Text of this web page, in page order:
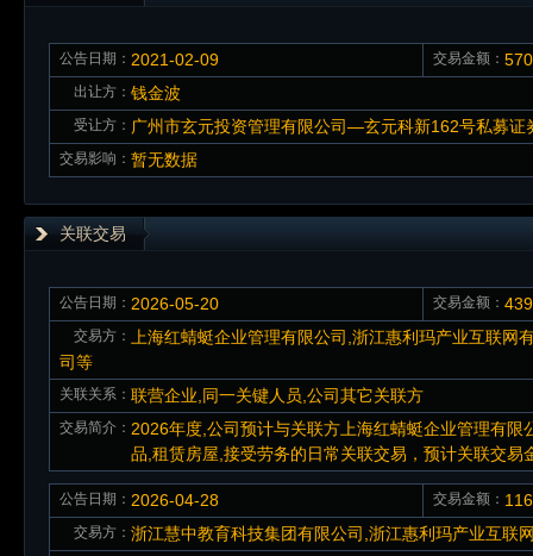
公告日期： 2021-02-09 交易金额：
出让方： 钱金波
受让方： 广州市玄元投资管理有限公司—玄元科新162号私募证
交易影响： 暂无数据
关联交易
公告日期： 2026-05-20 交易金额：
交易方：
上海红蜻蜓企业管理有限公司,浙江惠利玛产业互联网
司等
关联关系： 联营企业,同一关键人员,公司其它关联方
交易简介： 2026年度,公司预计与关联方上海红蜻蜓企业管理有
品,租赁房屋,接受劳务的日常关联交易，预计关联交
公告日期： 2026-04-28 交易金额：
交易方： 浙江慧中教育科技集团有限公司,浙江惠利玛产业互联